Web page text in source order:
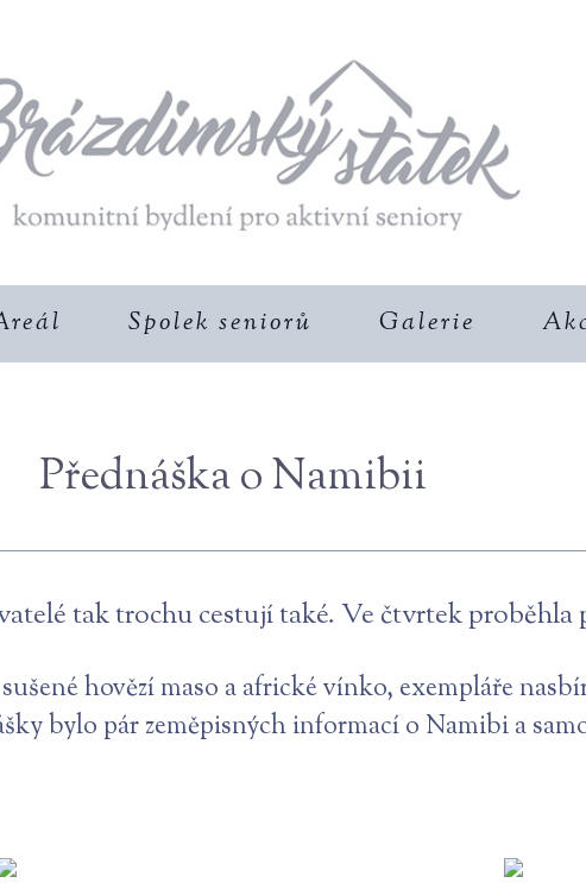
Spolek seniorů Galerie
Přednáška o Namibii
tak trochu cestují také. Ve čtvrtek
hovězí maso a africké vínko, exempláře
bylo pár zeměpisných informací o Namibi a